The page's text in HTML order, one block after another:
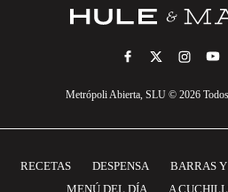
Metrópoli Abierta, SLU © 2026
RECETAS DESPENSA BARRAS
MENÚ DEL DÍA
A